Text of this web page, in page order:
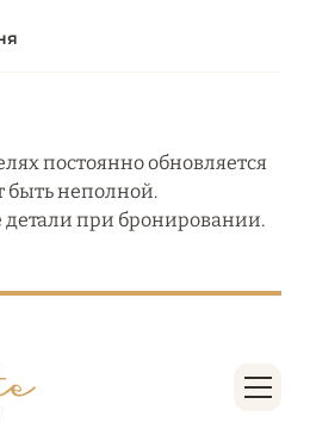
постоянно обновляется
быть неполной.
при бронировании.